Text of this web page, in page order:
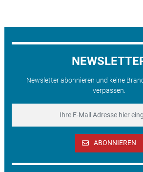
Newsletter abonnieren und keine
verpassen.
ABONNIEREN